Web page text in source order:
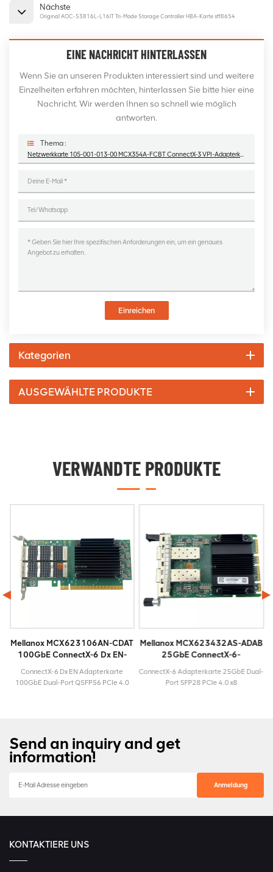
Nächste
Original AOC-S3816L-L16IT Tri-Mode Storage Controller HBA-Karte sff8654
EINE NACHRICHT HINTERLASSEN
Wenn Sie an unseren Produkten interessiert sind und weitere
Einzelheiten erfahren möchten, hinterlassen Sie bitte hier eine
Nachricht. Wir werden Ihnen so schnell wie möglich
antworten.
Thema :
Netzwerkkarte 105-001-013-00 MCX354A-FCBT ConnectX-3 VPI-Adapterkarte
Einreichen
Kategorien
AUSGEWÄHLTE PRODUKTE
VERWANDTE PRODUKTE
Mellanox MCX623106AN-CDAT
100GbE ConnectX-6 Dx EN-
Adapterkarte
ConnectX-6 Dx EN Adapterkarte
100GbE Dual-Port QSFP56 PCIe 4.0
Mellanox MCX623432AS-ADAB
25GbE ConnectX-6-
Adapterkarte
ConnectX-6 Adapterkarte 25GbE Dual-
Port SFP28 PCIe 4.0 x8
Send an inquiry and get
information!
KONTAKTIERE UNS